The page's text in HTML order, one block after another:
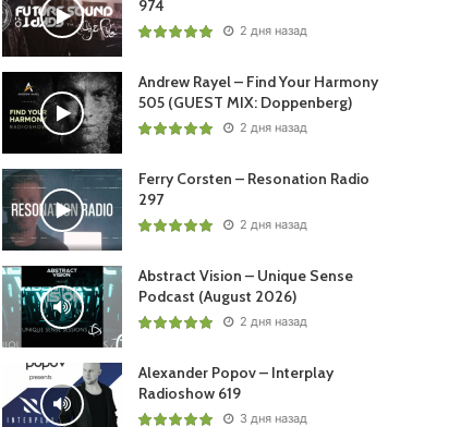
974
2 дня назад
Andrew Rayel – Find Your Harmony
505 (GUEST MIX: Doppenberg)
2 дня назад
Ferry Corsten – Resonation Radio
297
2 дня назад
Abstract Vision – Unique Sense
Podcast (August 2026)
2 дня назад
Alexander Popov – Interplay
Radioshow 619
3 дня назад